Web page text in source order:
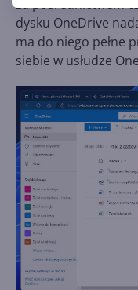
za pośrednictwem
dysku OneDrive
ma do niego pełne
siebie w usłudze